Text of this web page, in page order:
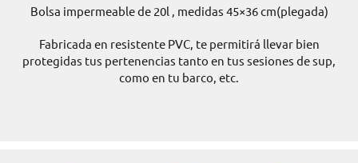
Bolsa impermeable de 20l , medidas 45×36 cm(plegada)
Fabricada en resistente PVC, te permitirá llevar bien
protegidas tus pertenencias tanto en tus sesiones de sup,
como en tu barco, etc.